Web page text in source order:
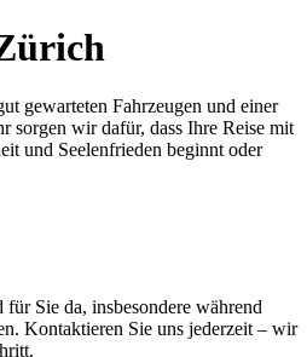
gewarteten Fahrzeugen und einer
sorgen wir dafür, dass Ihre Reise mit
und Seelenfrieden beginnt oder
Sie da, insbesondere während
Kontaktieren Sie uns jederzeit – wir